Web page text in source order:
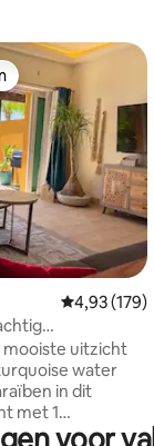
5, 172 recensies
4,93 (179)
condouitzicht
water
in dit
met 1
gelegen op